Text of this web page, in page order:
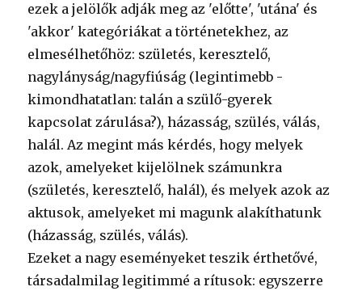
ezek a jelölők adják meg az 'előtte', 'utána' és
'akkor' kategóriákat a történetekhez, az
elmesélhetőhöz: születés, keresztelő,
nagylányság/nagyfiúság (legintimebb -
kimondhatatlan: talán a szülő-gyerek
kapcsolat zárulása?), házasság, szülés, válás,
halál. Az megint más kérdés, hogy melyek
azok, amelyeket kijelölnek számunkra
(születés, keresztelő, halál), és melyek azok az
aktusok, amelyeket mi magunk alakíthatunk
(házasság, szülés, válás).
Ezeket a nagy eseményeket teszik érthetővé,
társadalmilag legitimmé a rítusok: egyszerre